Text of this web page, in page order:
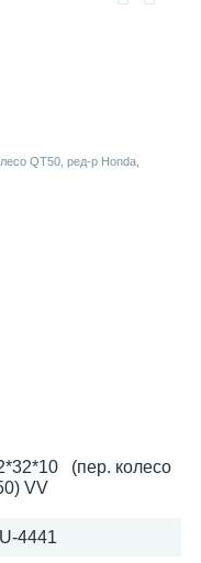
(пер. колесо
VV
U-4441